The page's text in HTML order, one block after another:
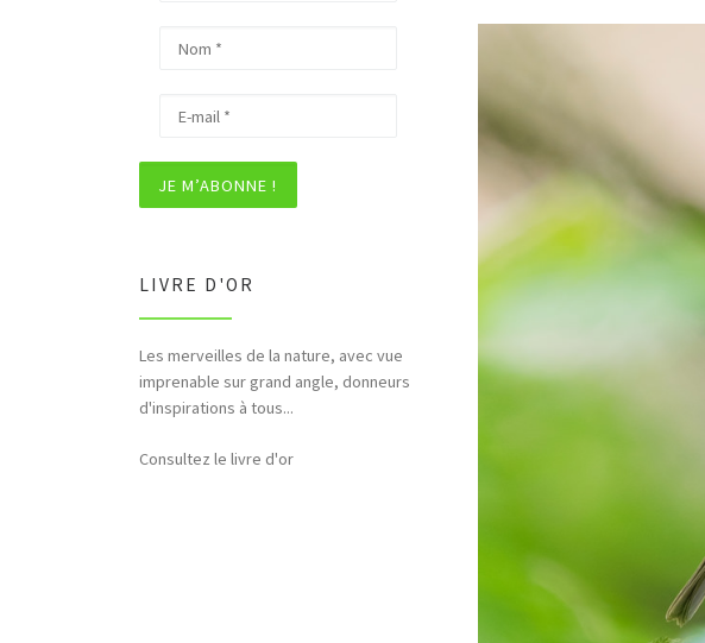
Navigation
LIVRE D'OR
Les merveilles de la nature, avec vue
imprenable sur grand angle, donneurs
d'inspirations à tous...
Consultez le livre d'or